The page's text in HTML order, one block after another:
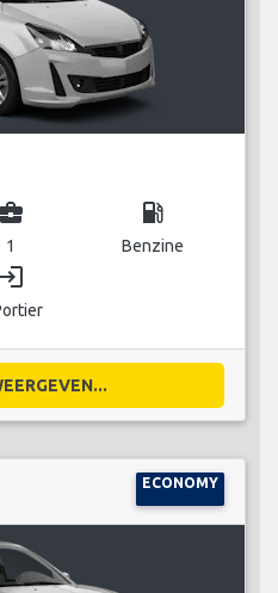
business_center
1
local_gas_station
Benzine
login
ECONOMY